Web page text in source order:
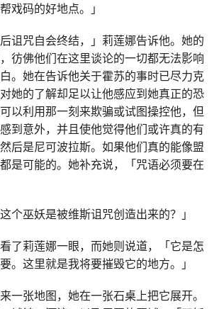
戏码的好地点。」
后诅咒自会终结，」莉莲娜告诉他。她的
彷佛他们在这里谈论的一切都无法影响
。她在告诉他关于霍苏的事时已尽力克
她的了解却足以让他感应到她真正的恐
以利用那一刻来欺骗或试图操控他，但
到意外，并且使他觉得他们或许真的有
后是尼可波拉斯。如果他们真的能像盟
是可能的。她补充说，「咒语必须要在
个巫妖是被维斯诅咒创造出来的？」
了莉莲娜一眼，而她则说道，「它是怎
。这里就是我将要摧毁它的地方。」
一张地图，她在一张石桌上把它展开。